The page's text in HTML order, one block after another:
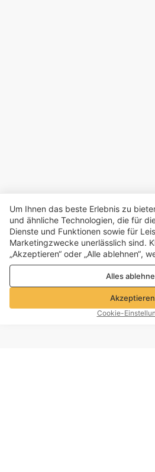
Um Ihnen das beste Erlebnis zu
und ähnliche Technologien, die für
Dienste und Funktionen sowie für
Marketingzwecke unerlässlich sind.
„Akzeptieren“ oder „Alle ablehnen“,
Leistungs-, Analyse- und
ablehnen möchten. Weitere
Datenschutz- und Cookie-Richtlinie
Alles
Akzeptieren
Cookie-